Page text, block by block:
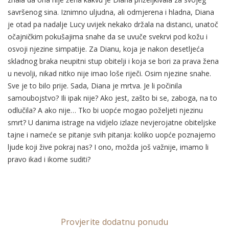
savršenog sina. Iznimno uljudna, ali odmjerena i hladna, Diana
je otad pa nadalje Lucy uvijek nekako držala na distanci, unatoč
očajničkim pokušajima snahe da se uvuče svekrvi pod kožu i
osvoji njezine simpatije. Za Dianu, koja je nakon desetljeća
skladnog braka neupitni stup obitelji i koja se bori za prava žena
u nevolji, nikad nitko nije imao loše riječi. Osim njezine snahe.
Sve je to bilo prije. Sada, Diana je mrtva. Je li počinila
samoubojstvo? Ili ipak nije? Ako jest, zašto bi se, zaboga, na to
odlučila? A ako nije… Tko bi uopće mogao poželjeti njezinu
smrt? U danima istrage na vidjelo izlaze nevjerojatne obiteljske
tajne i nameće se pitanje svih pitanja: koliko uopće poznajemo
ljude koji žive pokraj nas? I ono, možda još važnije, imamo li
pravo ikad i ikome suditi?
Provjerite dodatnu ponudu